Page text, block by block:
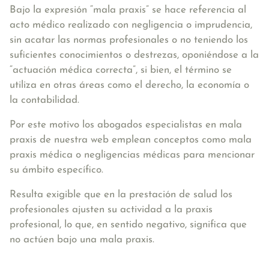
Bajo la expresión “mala praxis” se hace referencia al
acto médico realizado con negligencia o imprudencia,
sin acatar las normas profesionales o no teniendo los
suficientes conocimientos o destrezas, oponiéndose a la
“actuación médica correcta”, si bien, el término se
utiliza en otras áreas como el derecho, la economía o
la contabilidad.
Por este motivo los abogados especialistas en mala
praxis de nuestra web emplean conceptos como mala
praxis médica o negligencias médicas para mencionar
su ámbito específico.
Resulta exigible que en la prestación de salud los
profesionales ajusten su actividad a la praxis
profesional, lo que, en sentido negativo, significa que
no actúen bajo una mala praxis.